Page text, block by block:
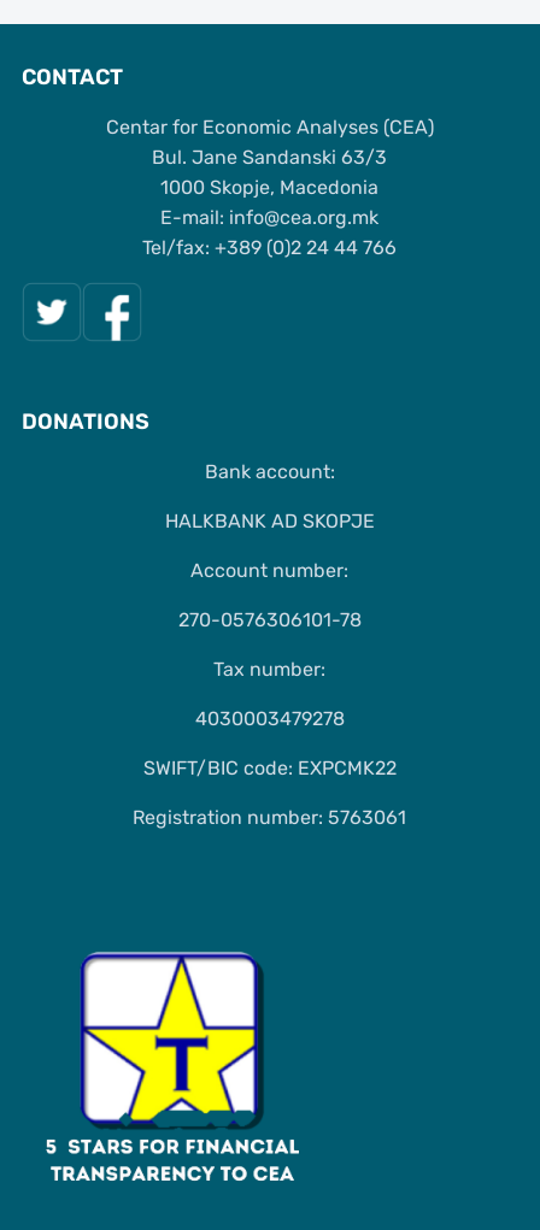
CONTACT
Centar for Economic Analyses (CEA)
Bul. Jane Sandanski 63/3
1000 Skopje, Macedonia
Е-mail: info@cea.org.mk
Tel/fax: +389 (0)2 24 44 766
DONATIONS
Bank account:
HALKBANK AD SKOPJE
Account number:
270-0576306101-78
Tax number:
4030003479278
SWIFT/BIC code: EXPCMK22
Registration number: 5763061